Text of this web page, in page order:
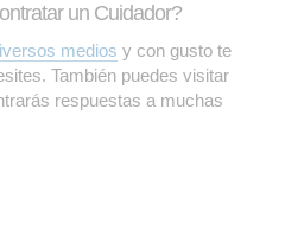
un Cuidador?
medios y con gusto te
También puedes visitar
respuestas a muchas